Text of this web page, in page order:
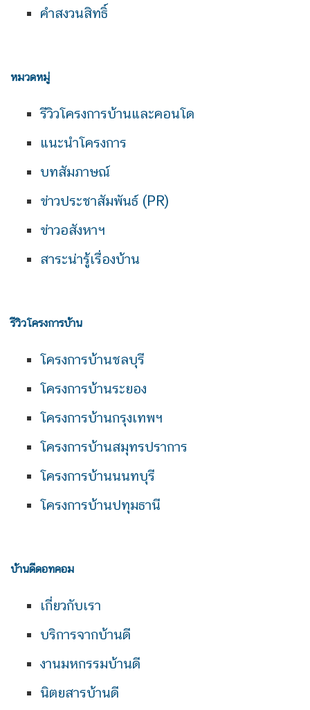
คำสงวนสิทธิ์
หมวดหมู่
รีวิวโครงการบ้านและคอนโด
แนะนำโครงการ
บทสัมภาษณ์
ข่าวประชาสัมพันธ์ (PR)
ข่าวอสังหาฯ
สาระน่ารู้เรื่องบ้าน
รีวิวโครงการบ้าน
โครงการบ้านชลบุรี
โครงการบ้านระยอง
โครงการบ้านกรุงเทพฯ
โครงการบ้านสมุทรปราการ
โครงการบ้านนนทบุรี
โครงการบ้านปทุมธานี
บ้านดีดอทคอม
เกี่ยวกับเรา
บริการจากบ้านดี
งานมหกรรมบ้านดี
นิตยสารบ้านดี